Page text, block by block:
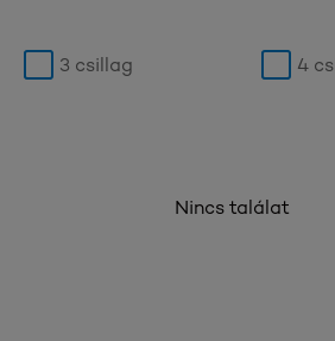
3 csillag 4
Nincs találat